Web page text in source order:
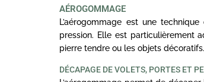
AÉROGOMMAGE
L’aérogommage est une
pression. Elle est particulièrement
pierre tendre ou les objets
DÉCAPAGE DE VOLETS, PORTES ET